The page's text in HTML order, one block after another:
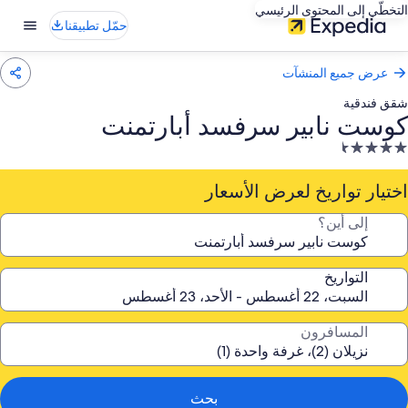
التخطّي إلى المحتوى الرئيسي
حمّل تطبيقنا
عرض جميع المنشآت
شقق فندقية
كوست نابير سرفسد أبارتمنت
منشأة
فندقية
مصنفة
4.5
اختيار تواريخ لعرض الأسعار
إلى أين؟
التواريخ
المسافرون
بحث